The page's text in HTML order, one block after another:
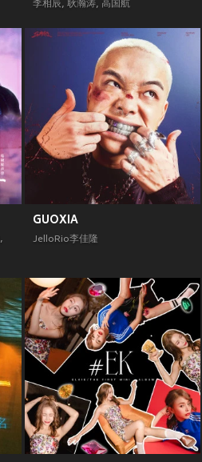
李相辰, 耿瀚涛, 高国航
,
GUOXIA
JelloRio李佳隆